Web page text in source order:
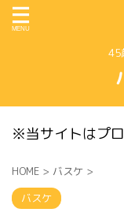
45
※当サイトはプ
HOME > バスケ >
バスケ